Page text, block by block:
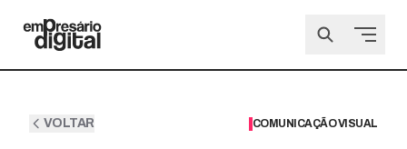
VOLTAR COMUNICAÇÃO VISUAL